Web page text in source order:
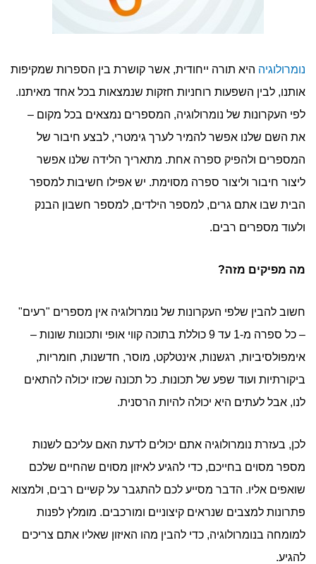
נומרולוגיה היא תורה ייחודית, אשר קושרת בין הספרות שמקיפות
אותנו, לבין השפעות רוחניות חזקות שנמצאות בכל אחד מאיתנו.
לפי העקרונות של נומרולוגיה, המספרים נמצאים בכל מקום –
את השם שלנו אפשר להמיר לערך גימטרי, לבצע חיבור של
המספרים ולהפיק ספרה אחת. מתאריך הלידה שלנו אפשר
ליצור חיבור וליצור ספרה מסוימת. יש אפילו חשיבות למספר
הבית שבו אתם גרים, למספר הילדים, למספר חשבון הבנק
ולעוד מספרים רבים.
מה מפיקים מזה?
חשוב להבין שלפי העקרונות של נומרולוגיה אין מספרים "רעים"
– כל ספרה מ-1 עד 9 כוללת בתוכה קווי אופי ותכונות שונות –
אימפולסיביות, רגשנות, אינטלקט, מוסר, חדשנות, חומריות,
ביקורתיות ועוד שפע של תכונות. כל תכונה שכזו יכולה להתאים
לנו, אבל לעתים היא יכולה להיות הרסנית.
לכן, בעזרת נומרולוגיה אתם יכולים לדעת האם עליכם לשנות
מספר מסוים בחייכם, כדי להגיע לאיזון מסוים שהחיים שלכם
שואפים אליו. הדבר מסייע לכם להתגבר על קשיים רבים, ולמצוא
פתרונות למצבים שנראים קיצוניים ומורכבים. מומלץ לפנות
למומחה בנומרולוגיה, כדי להבין מהו האיזון שאליו אתם צריכים
להגיע.